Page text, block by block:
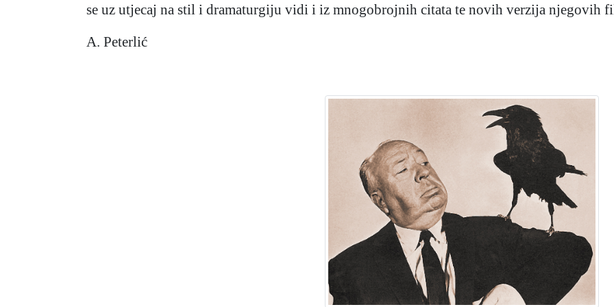
se uz utjecaj na stil i dramaturgiju vidi i iz mnogobrojnih citata te novih verzija njegovih
A. Peterlić